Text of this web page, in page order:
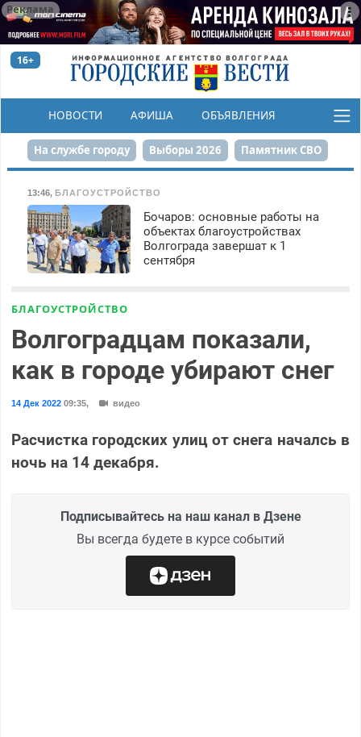
Реклама
16+
НОВОСТИ АФИША ОБЪЯВЛЕНИЯ
КОНКУРСЫ
На службе городу Выборы 2026 Памятник СВО
Сталинград в сердце
Набережная День Победы Реконструкция ЦПКиО
80-летие Победы Парк Героев-летчиков
13:46, БЛАГОУСТРОЙСТВО
Бочаров: основные работы на
объектах благоустройствах
Волгограда завершат к 1
сентября
БЛАГОУСТРОЙСТВО
Волгоградцам показали,
как в городе убирают снег
14 Дек 202209:35, видео
Расчистка городских улиц от снега началсь в
ночь на 14 декабря.
Подписывайтесь на наш канал в Дзене
Вы всегда будете в курсе событий